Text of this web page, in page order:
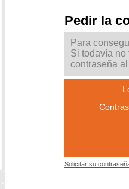
Pedir la
Para
Si todavía no
contraseña
Solicitar su